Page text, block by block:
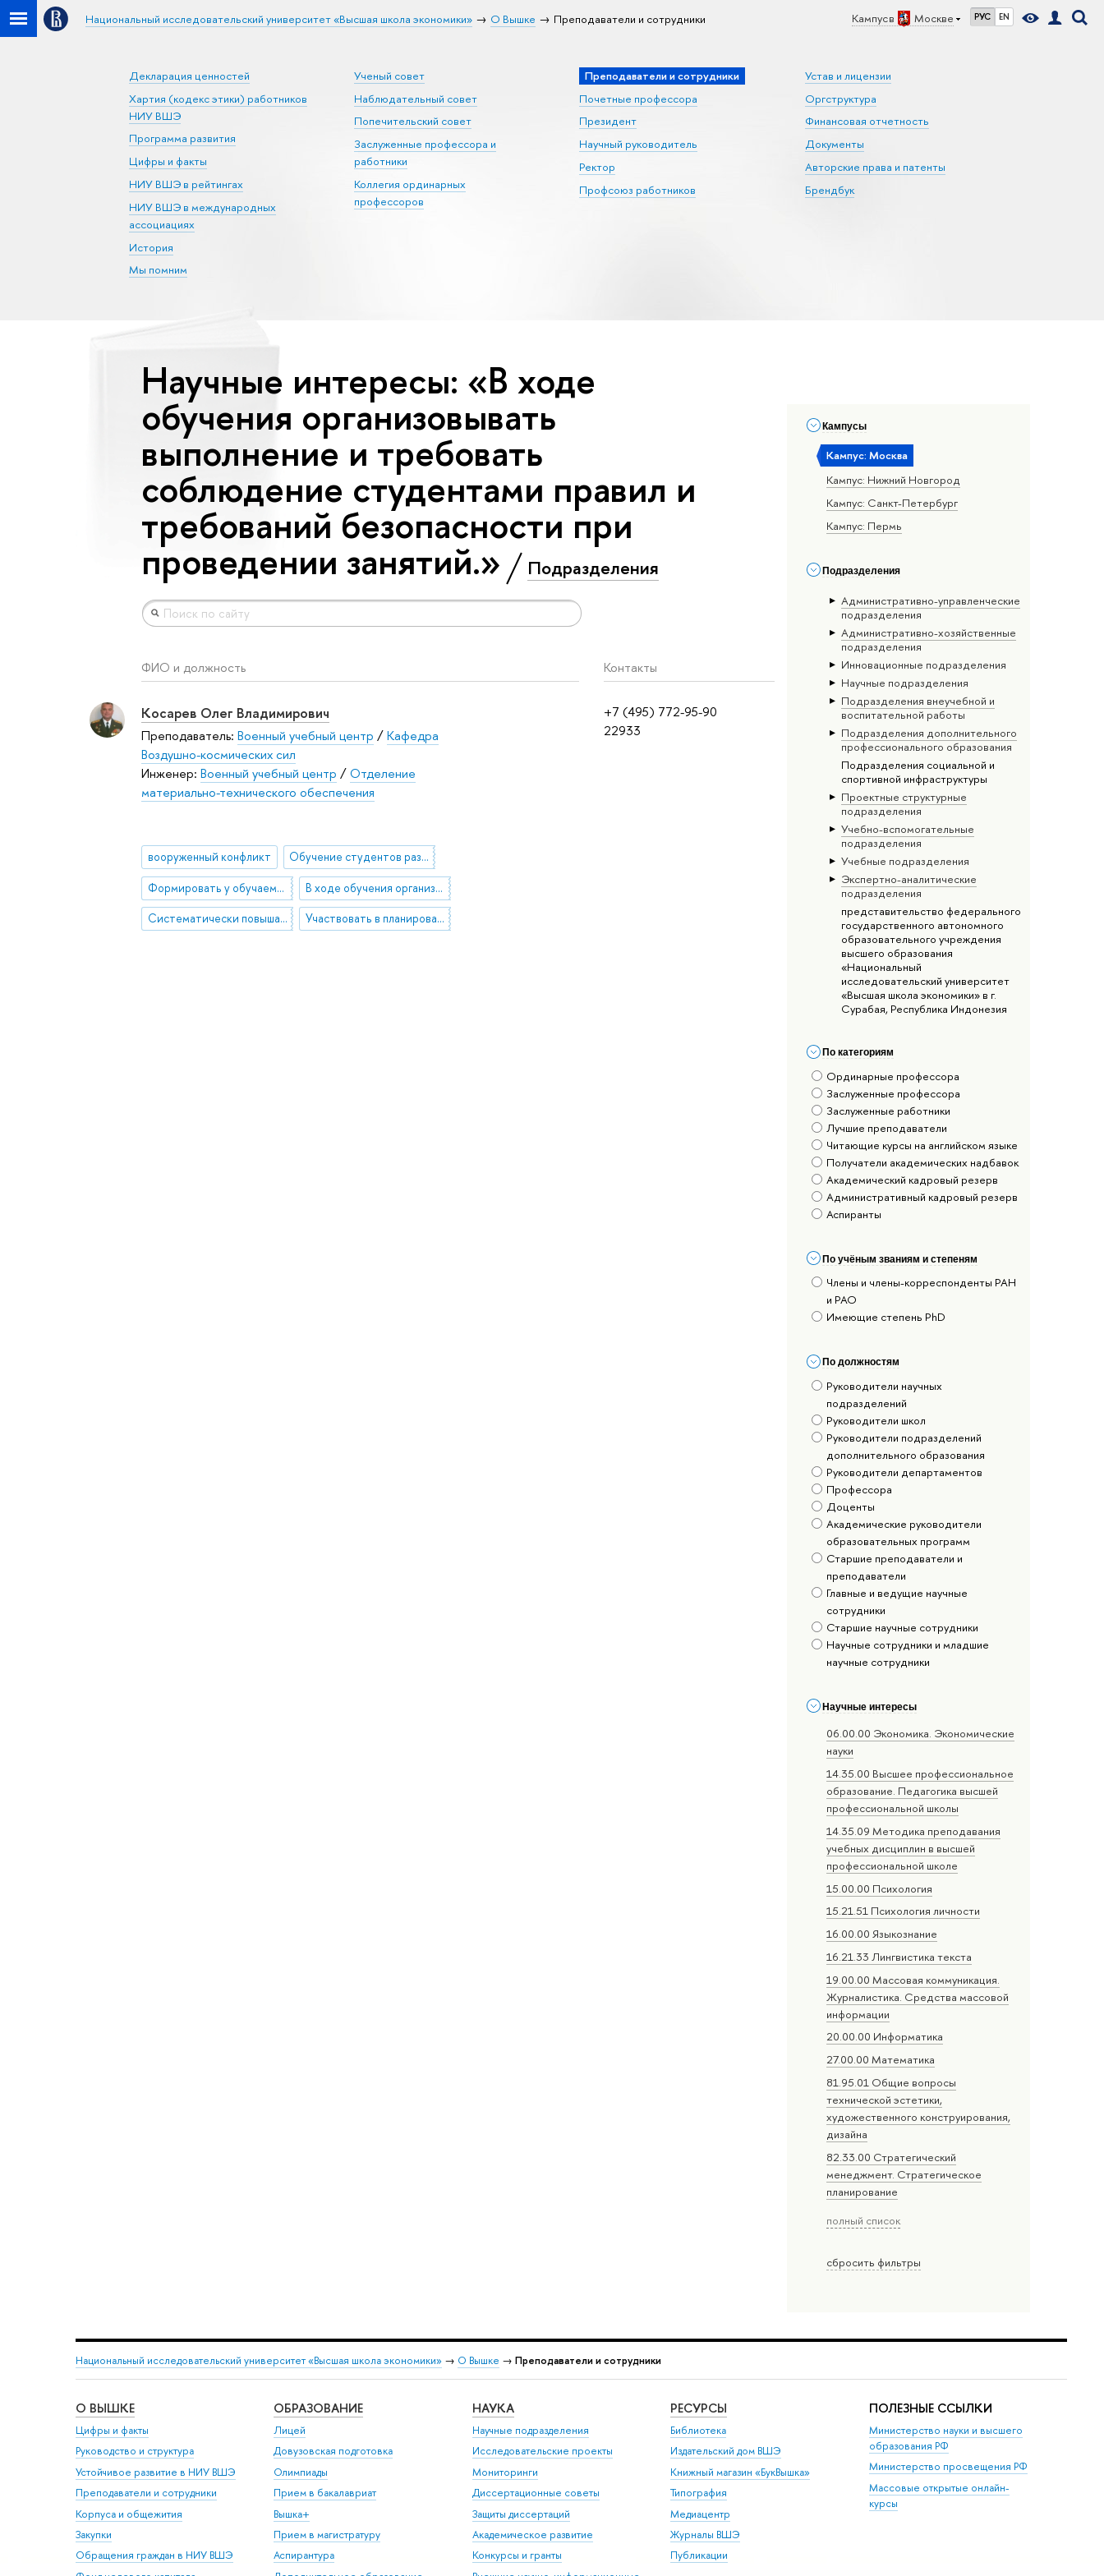
Кампус в Москве РУС EN
Национальный исследовательский университет «Высшая школа экономики» О Вышке Преподаватели и сотрудники
Декларация ценностей
Хартия (кодекс этики) работников
НИУ ВШЭ
Программа развития
Цифры и факты
НИУ ВШЭ в рейтингах
НИУ ВШЭ в международных
ассоциациях
История
Мы помним
Ученый совет
Наблюдательный совет
Попечительский совет
Заслуженные профессора и
работники
Коллегия ординарных
профессоров
Преподаватели и сотрудники
Почетные профессора
Президент
Научный руководитель
Ректор
Профсоюз работников
Устав и лицензии
Оргструктура
Финансовая отчетность
Документы
Авторские права и патенты
Брендбук
Кампусы
Кампус: Москва
Кампус: Нижний Новгород
Кампус: Санкт-Петербург
Кампус: Пермь
Подразделения
Административно-управленческие
подразделения
Административно-хозяйственные
подразделения
Инновационные подразделения
Научные подразделения
Подразделения внеучебной и
воспитательной работы
Подразделения дополнительного
профессионального образования
Подразделения социальной и
спортивной инфраструктуры
Проектные структурные
подразделения
Учебно-вспомогательные
подразделения
Учебные подразделения
Экспертно-аналитические
подразделения
представительство федерального
государственного автономного
образовательного учреждения
высшего образования
«Национальный
исследовательский университет
«Высшая школа экономики» в г.
Сурабая, Республика Индонезия
По категориям
Ординарные профессора
Заслуженные профессора
Заслуженные работники
Лучшие преподаватели
Читающие курсы на английском языке
Получатели академических надбавок
Академический кадровый резерв
Административный кадровый резерв
Аспиранты
По учёным званиям и степеням
Члены и члены-корреспонденты РАН
и РАО
Имеющие степень PhD
По должностям
Руководители научных
подразделений
Руководители школ
Руководители подразделений
дополнительного образования
Руководители департаментов
Профессора
Доценты
Академические руководители
образовательных программ
Старшие преподаватели и
преподаватели
Главные и ведущие научные
сотрудники
Старшие научные сотрудники
Научные сотрудники и младшие
научные сотрудники
Научные интересы
06.00.00 Экономика. Экономические
науки
14.35.00 Высшее профессиональное
образование. Педагогика высшей
профессиональной школы
14.35.09 Методика преподавания
учебных дисциплин в высшей
профессиональной школе
15.00.00 Психология
15.21.51 Психология личности
16.00.00 Языкознание
16.21.33 Лингвистика текста
19.00.00 Массовая коммуникация.
Журналистика. Средства массовой
информации
20.00.00 Информатика
27.00.00 Математика
81.95.01 Общие вопросы
технической эстетики,
художественного конструирования,
дизайна
82.33.00 Стратегический
менеджмент. Стратегическое
планирование
полный список
сбросить фильтры
Научные интересы: «В ходе
обучения организовывать
выполнение и требовать
соблюдение студентами правил и
требований безопасности при
проведении занятий.» Подразделения
ФИО и должность Контакты
+7 (495) 772-95-90
22933
Косарев Олег Владимирович
Преподаватель: Военный учебный центр /Кафедра
Воздушно-космических сил
Инженер: Военный учебный центр /Отделение
материально-технического обеспечения
вооруженный конфликт Обучение студентов различным приемам и способам боевых действий в составе подразделений, умелому применению индивидуального и группового оружия и боевой техники в сложных условиях боевой обстановки.
Формировать у обучаемых высокие морально-психологические, физические качества и сознательную воинскую дисциплину. В воспитательном процессе всем проводимым мероприятиям придавать военно-патриотическую направленность. В ходе обучения организовывать выполнение и требовать соблюдение студентами правил и требований безопасности при проведении занятий.
Систематически повышать уровень профессиональных знаний, совершенствовать свое педагогическое мастерство, быть образцом безупречного выполнения служебного долга, дисциплинированности, высокой культуры и нравственности. Участвовать в планировании учебного процесса, разработке учебных программ и тематических планов подготовки студентов, методической документации, учебных и наглядных пособий.
Национальный исследовательский университет «Высшая школа экономики» → О Вышке → Преподаватели и сотрудники
О ВЫШКЕ
Цифры и факты
Руководство и структура
Устойчивое развитие в НИУ ВШЭ
Преподаватели и сотрудники
Корпуса и общежития
Закупки
Обращения граждан в НИУ ВШЭ
ОБРАЗОВАНИЕ
Лицей
Довузовская подготовка
Олимпиады
Прием в бакалавриат
Вышка+
Прием в магистратуру
Аспирантура
НАУКА
Научные подразделения
Исследовательские проекты
Мониторинги
Диссертационные советы
Защиты диссертаций
Академическое развитие
Конкурсы и гранты
РЕСУРСЫ
Библиотека
Издательский дом ВШЭ
Книжный магазин «БукВышка»
Типография
Медиацентр
Журналы ВШЭ
Публикации
ПОЛЕЗНЫЕ ССЫЛКИ
Министерство науки и высшего
образования РФ
Министерство просвещения РФ
Массовые открытые онлайн-
курсы